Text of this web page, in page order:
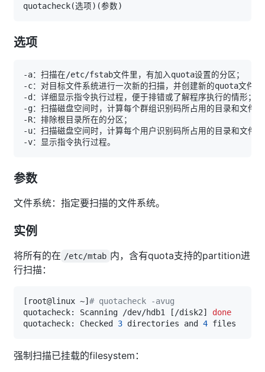
quotacheck(选项) (参数)
选项
参数
文件系统：指定要扫描的文件系统。
实例
将所有的在 /etc/mtab 内，含有quota支持的partition进
行扫描：
[ root@linux ~] # quotacheck -avug
quotacheck: Scanning /dev/hdb1
[ /disk2]
done
quotacheck: Checked 3 directories and 4
强制扫描已挂载的filesystem：